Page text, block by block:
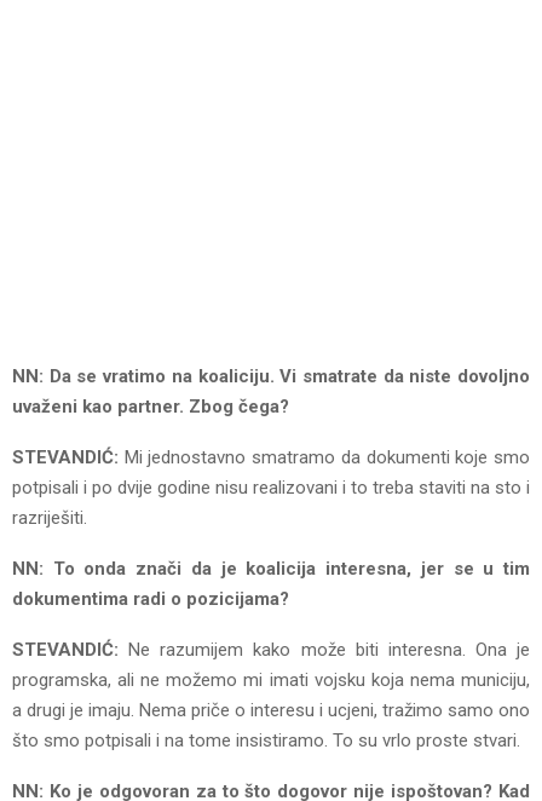
NN: Da se vratimo na koaliciju. Vi smatrate da niste dovoljno
uvaženi kao partner. Zbog čega?
STEVANDIĆ: Mi jednostavno smatramo da dokumenti koje smo
potpisali i po dvije godine nisu realizovani i to treba staviti na sto i
razriješiti.
NN: To onda znači da je koalicija interesna, jer se u tim
dokumentima radi o pozicijama?
STEVANDIĆ: Ne razumijem kako može biti interesna. Ona je
programska, ali ne možemo mi imati vojsku koja nema municiju,
a drugi je imaju. Nema priče o interesu i ucjeni, tražimo samo ono
što smo potpisali i na tome insistiramo. To su vrlo proste stvari.
NN: Ko je odgovoran za to što dogovor nije ispoštovan? Kad